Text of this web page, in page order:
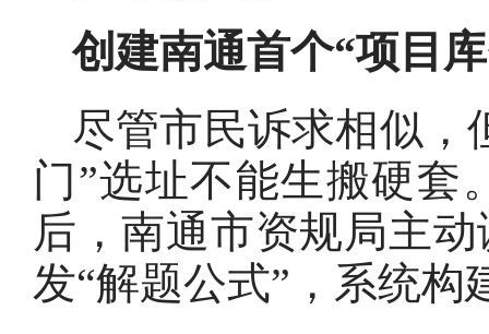
创建南通首个“项目
尽管市民诉求相似，
门”选址不能生搬硬套
后，南通市资规局主
发“解题公式”，系统构